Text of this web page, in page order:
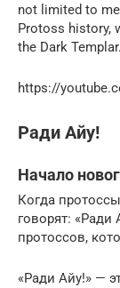
not limited to
Protoss history,
the Dark Templar.
https://
Ради Айу!
Начало
Когда
говорят: «Ради
протоссов,
«Ради Айу!» —